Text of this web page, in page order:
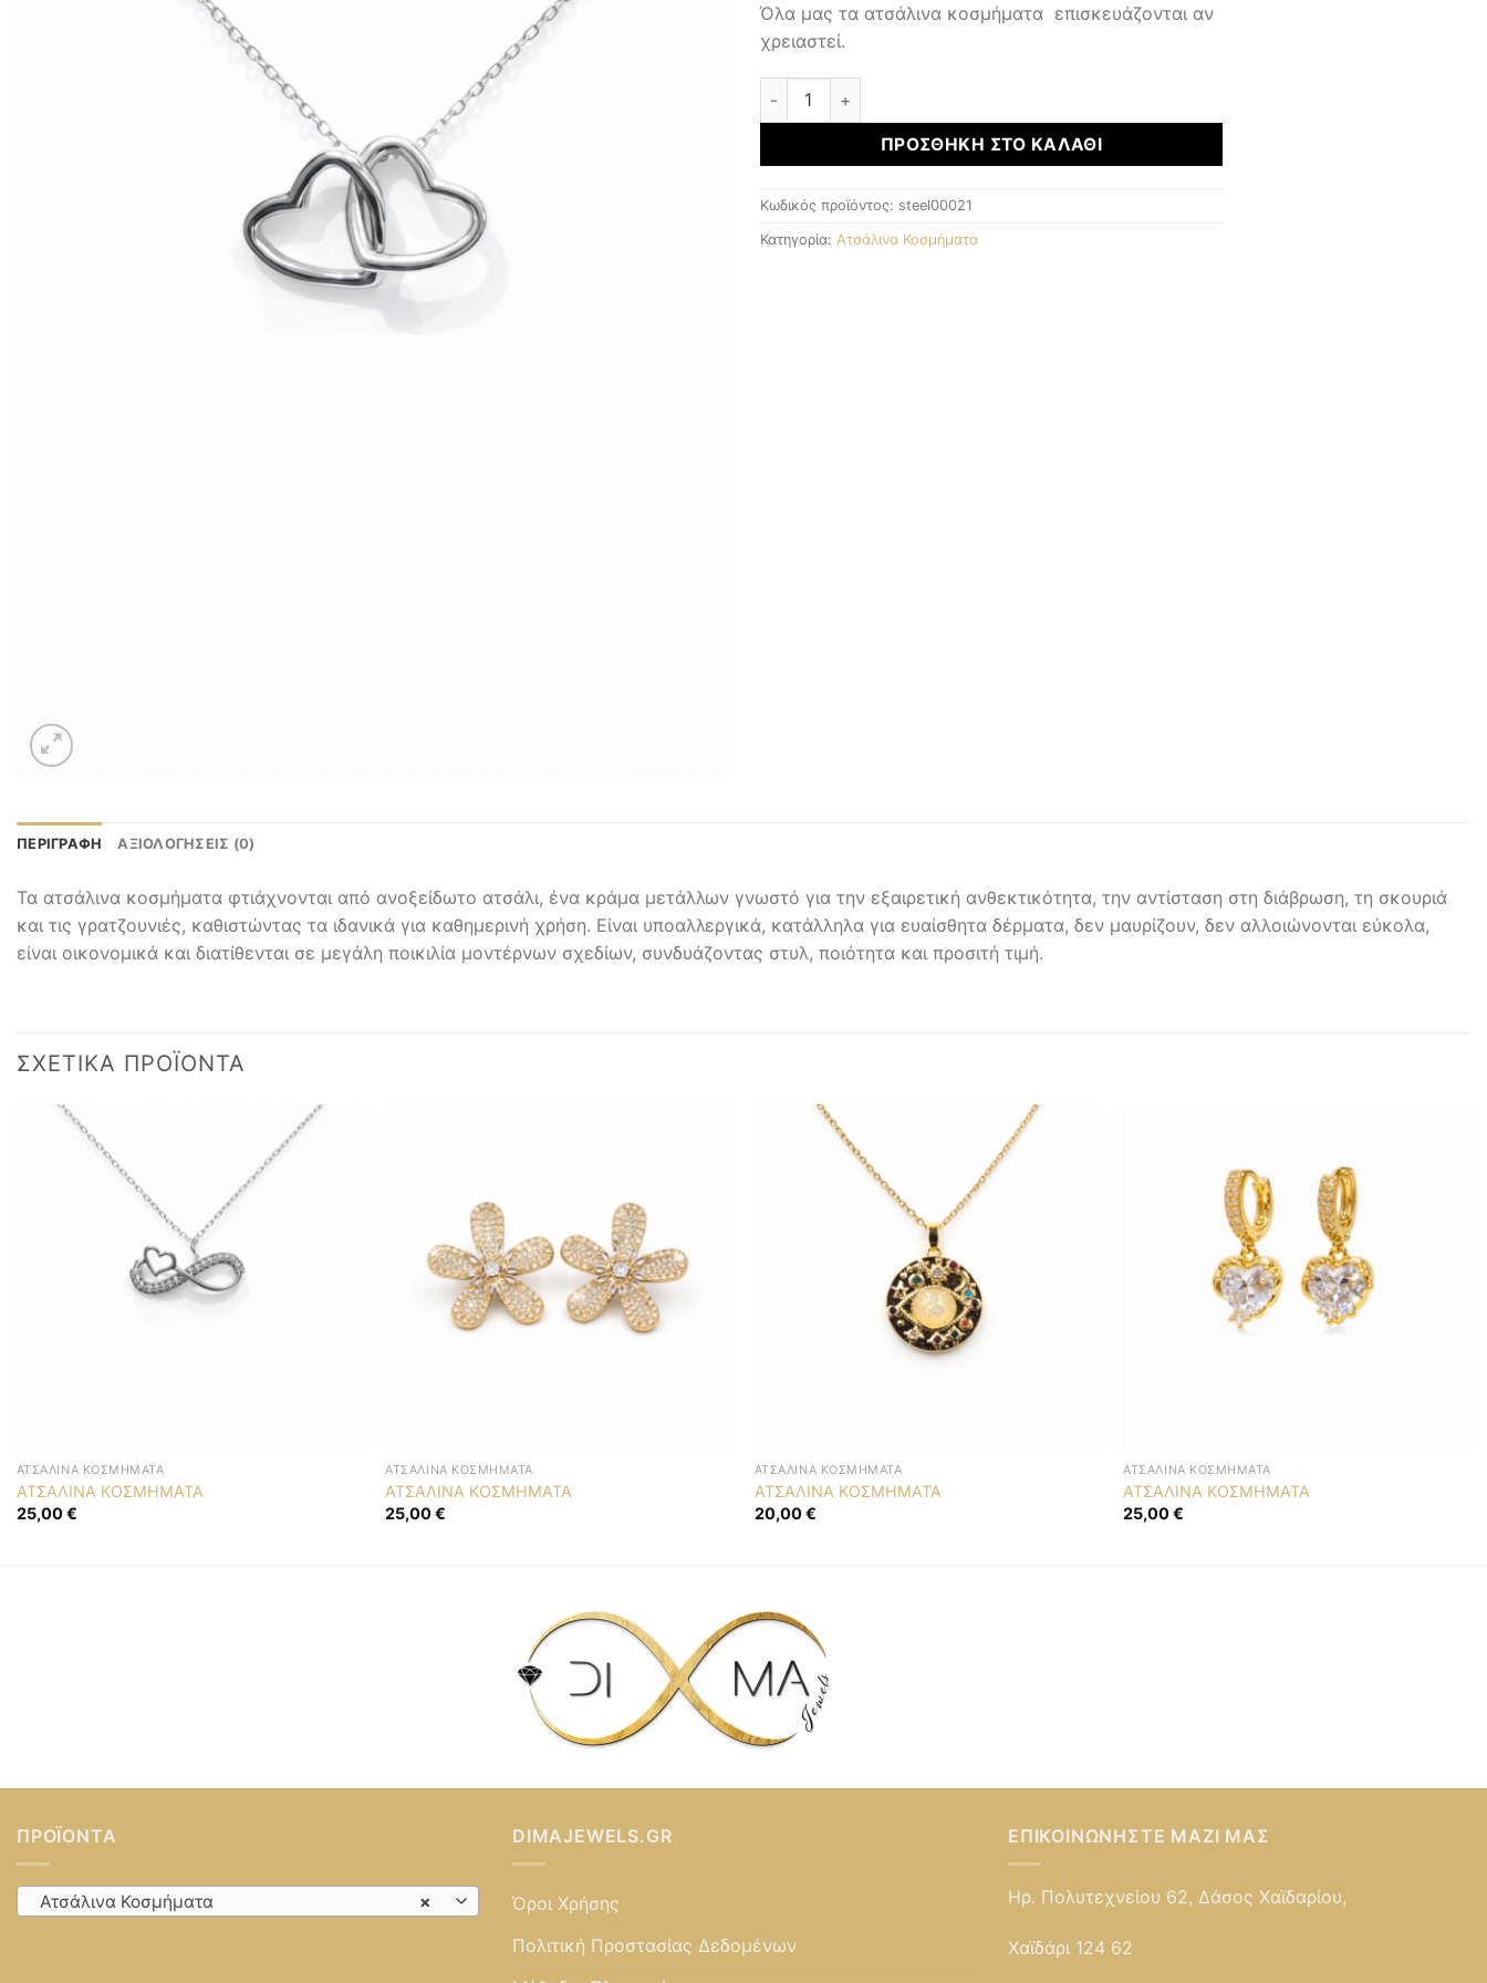
Όλα μας τα ατσάλινα κοσμήματα επισκευάζονται αν
χρειαστεί.
ΑΤΣΑΛΙΝΑ ΚΟΣΜΗΜΑΤΑ ποσότητα
ΠΡΟΣΘΉΚΗ ΣΤΟ ΚΑΛΆΘΙ
Κωδικός προϊόντος: steel00021
Κατηγορία: Ατσάλινα Κοσμήματα
ΠΕΡΙΓΡΑΦΉ ΑΞΙΟΛΟΓΉΣΕΙΣ (0)
Τα ατσάλινα κοσμήματα φτιάχνονται από ανοξείδωτο ατσάλι, ένα κράμα μετάλλων γνωστό για την εξαιρετική ανθεκτικότητα, την αντίσταση στη διάβρωση, τη σκουριά
και τις γρατζουνιές, καθιστώντας τα ιδανικά για καθημερινή χρήση. Είναι υποαλλεργικά, κατάλληλα για ευαίσθητα δέρματα, δεν μαυρίζουν, δεν αλλοιώνονται εύκολα,
είναι οικονομικά και διατίθενται σε μεγάλη ποικιλία μοντέρνων σχεδίων, συνδυάζοντας στυλ, ποιότητα και προσιτή τιμή.
ΣΧΕΤΙΚΆ ΠΡΟΪΌΝΤΑ
ΑΤΣΆΛΙΝΑ ΚΟΣΜΉΜΑΤΑ
ΑΤΣΑΛΙΝΑ ΚΟΣΜΗΜΑΤΑ
25,00€
ΑΤΣΆΛΙΝΑ ΚΟΣΜΉΜΑΤΑ
ΑΤΣΑΛΙΝΑ ΚΟΣΜΗΜΑΤΑ
25,00€
ΑΤΣΆΛΙΝΑ ΚΟΣΜΉΜΑΤΑ
ΑΤΣΑΛΙΝΑ ΚΟΣΜΗΜΑΤΑ
20,00€
ΑΤΣΆΛΙΝΑ ΚΟΣΜΉΜΑΤΑ
ΑΤΣΑΛΙΝΑ ΚΟΣΜΗΜΑΤΑ
25,00€
ΠΡΟΪΌΝΤΑ
×
Ατσάλινα Κοσμήματα
DIMAJEWELS.GR
Όροι Χρήσης
Πολιτική Προστασίας Δεδομένων
ΕΠΙΚΟΙΝΩΝΉΣΤΕ ΜΑΖΊ ΜΑΣ
Ηρ. Πολυτεχνείου 62, Δάσος Χαϊδαρίου,
Χαϊδάρι 124 62